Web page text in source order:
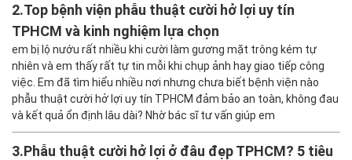
2.Top bệnh viện phẫu thuật cười hở lợi uy tín
TPHCM và kinh nghiệm lựa chọn
em bị lộ nướu rất nhiều khi cười làm gương mặt trông kém tự
nhiên và em thấy rất tự tin mỗi khi chụp ảnh hay giao tiếp công
việc. Em đã tìm hiểu nhiều nơi nhưng chưa biết bệnh viện nào
phẫu thuật cười hở lợi uy tín TPHCM đảm bảo an toàn, không đau
và kết quả ổn định lâu dài? Nhờ bác sĩ tư vấn giúp em
3.Phẫu thuật cười hở lợi ở đâu đẹp TPHCM? 5 tiêu